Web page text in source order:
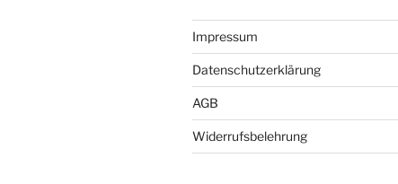
Impressum
Datenschutzerklärung
AGB
Widerrufsbelehrung